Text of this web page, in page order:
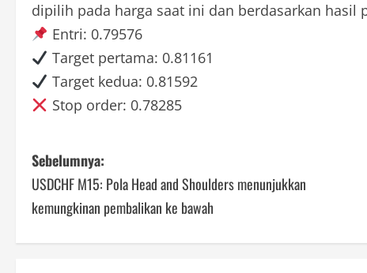
dipilih pada harga saat ini dan berdasarkan hasil
Entri: 0.79576
Target pertama: 0.81161
Target kedua: 0.81592
Stop order: 0.78285
P
o
Sebelumnya:
USDCHF M15: Pola Head and Shoulders menunjukkan
kemungkinan pembalikan ke bawah